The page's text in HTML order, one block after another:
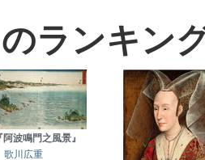
ランキン
阿波鳴門之風景』
歌川広重